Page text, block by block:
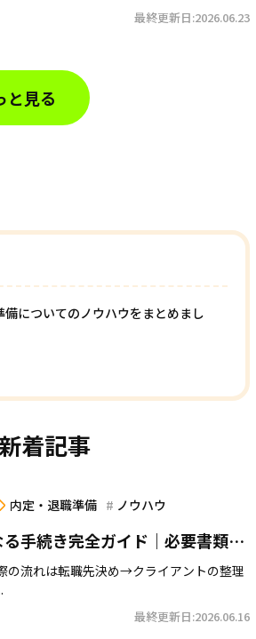
最終更新日:2026.06.23
と見る
についてのノウハウをまとめまし
着記事
内定・退職準備 ノウハウ
手続き完全ガイド｜必要書類と
の流れは転職先決め→クライアントの整理
最終更新日:2026.06.16